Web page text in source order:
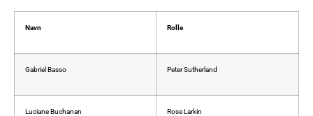
Navn Rolle
Gabriel Basso Peter Sutherland
Luciane Buchanan Rose Larkin